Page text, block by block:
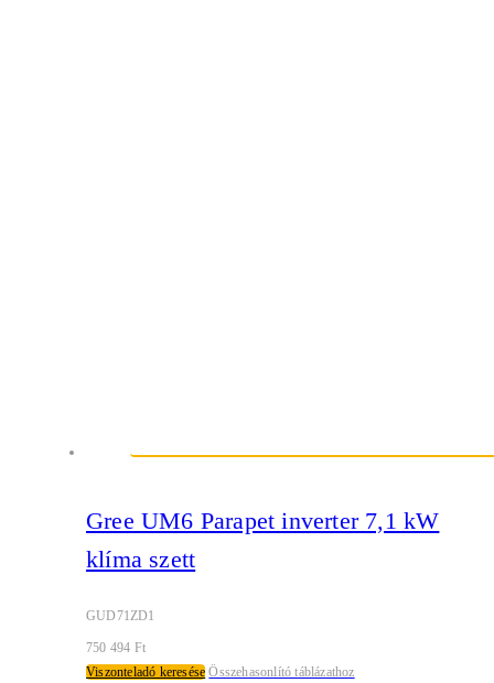
Gree UM6 Parapet inverter 7,1 kW
klíma szett
GUD71ZD1
750 494 Ft
Viszonteladó keresése Összehasonlító táblázathoz